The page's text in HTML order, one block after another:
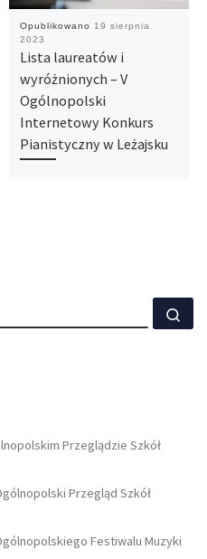
Opublikowano
19 sierpnia
2023
Lista laureatów i
wyróżnionych – V
Ogólnopolski
Internetowy Konkurs
Pianistyczny w Leżajsku
Przeglądzie Szkół
Przegląd Szkół
Festiwalu Muzyki